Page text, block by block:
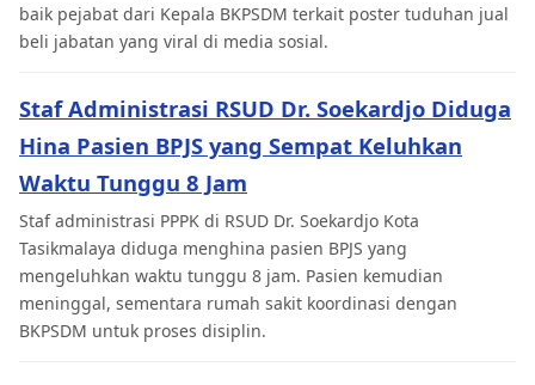
baik pejabat dari Kepala BKPSDM terkait poster tuduhan jual
beli jabatan yang viral di media sosial.
Staf Administrasi RSUD Dr. Soekardjo Diduga
Hina Pasien BPJS yang Sempat Keluhkan
Waktu Tunggu 8 Jam
Staf administrasi PPPK di RSUD Dr. Soekardjo Kota
Tasikmalaya diduga menghina pasien BPJS yang
mengeluhkan waktu tunggu 8 jam. Pasien kemudian
meninggal, sementara rumah sakit koordinasi dengan
BKPSDM untuk proses disiplin.